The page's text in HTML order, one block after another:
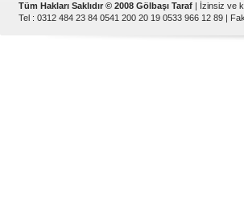
Tüm Hakları Saklıdır © 2008 Gölbaşı Taraf | İzinsiz ve
Tel : 0312 484 23 84 0541 200 20 19 0533 966 12 89 |